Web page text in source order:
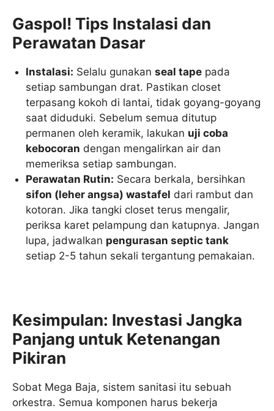
Gaspol! Tips Instalasi dan
Perawatan Dasar
Instalasi: Selalu gunakanseal tape pada
setiap sambungan drat. Pastikan closet
terpasang kokoh di lantai, tidak goyang-goyang
saat diduduki. Sebelum semua ditutup
permanen oleh keramik, lakukan uji coba
kebocoran dengan mengalirkan air dan
memeriksa setiap sambungan.
Perawatan Rutin: Secara berkala, bersihkan
sifon (leher angsa) wastafel dari rambut dan
kotoran. Jika tangki closet terus mengalir,
periksa karet pelampung dan katupnya. Jangan
lupa, jadwalkan pengurasan septic tank
setiap 2-5 tahun sekali tergantung pemakaian.
Kesimpulan: Investasi Jangka
Panjang untuk Ketenangan
Pikiran
Sobat Mega Baja, sistem sanitasi itu sebuah
orkestra. Semua komponen harus bekerja